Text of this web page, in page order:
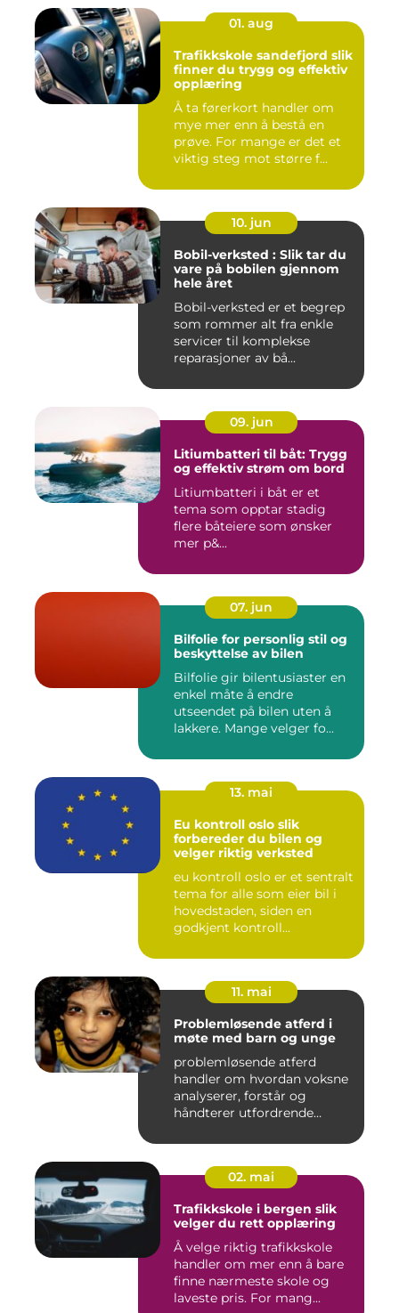
01. aug
Trafikkskole sandefjord slik
finner du trygg og effektiv
opplæring
Å ta førerkort handler om
mye mer enn å bestå en
prøve. For mange er det et
viktig steg mot større f...
10. jun
Bobil-verksted : Slik tar du
vare på bobilen gjennom
hele året
Bobil-verksted er et begrep
som rommer alt fra enkle
servicer til komplekse
reparasjoner av bå...
09. jun
Litiumbatteri til båt: Trygg
og effektiv strøm om bord
Litiumbatteri i båt er et
tema som opptar stadig
flere båteiere som ønsker
mer p&...
07. jun
Bilfolie for personlig stil og
beskyttelse av bilen
Bilfolie gir bilentusiaster en
enkel måte å endre
utseendet på bilen uten å
lakkere. Mange velger fo...
13. mai
Eu kontroll oslo slik
forbereder du bilen og
velger riktig verksted
eu kontroll oslo er et sentralt
tema for alle som eier bil i
hovedstaden, siden en
godkjent kontroll...
11. mai
Problemløsende atferd i
møte med barn og unge
problemløsende atferd
handler om hvordan voksne
analyserer, forstår og
håndterer utfordrende
02. mai
Trafikkskole i bergen slik
velger du rett opplæring
Å velge riktig trafikkskole
handler om mer enn å bare
finne nærmeste skole og
laveste pris. For mang...